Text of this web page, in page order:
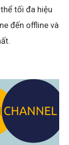
tối đa hiệu
đến offline và